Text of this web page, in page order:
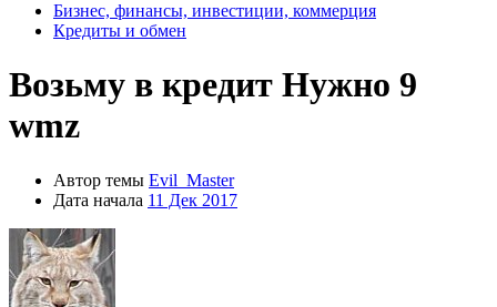
Бизнес, финансы, инвестиции, коммерция
Кредиты и обмен
Возьму в кредит Нужно 9
wmz
Автор темы Evil_Master
Дата начала 11 Дек 2017